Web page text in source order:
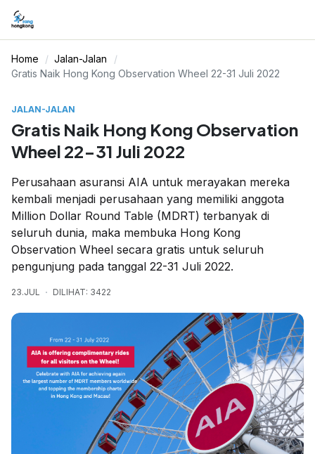
Home
Jalan-Jalan
Gratis Naik Hong Kong Observation Wheel 22-31 Juli 2022
JALAN-JALAN
Gratis Naik Hong Kong Observation
Wheel 22-31 Juli 2022
Perusahaan asuransi AIA untuk merayakan mereka
kembali menjadi perusahaan yang memiliki anggota
Million Dollar Round Table (MDRT) terbanyak di
seluruh dunia, maka membuka Hong Kong
Observation Wheel secara gratis untuk seluruh
pengunjung pada tanggal 22-31 Juli 2022.
23.JUL DILIHAT: 3422